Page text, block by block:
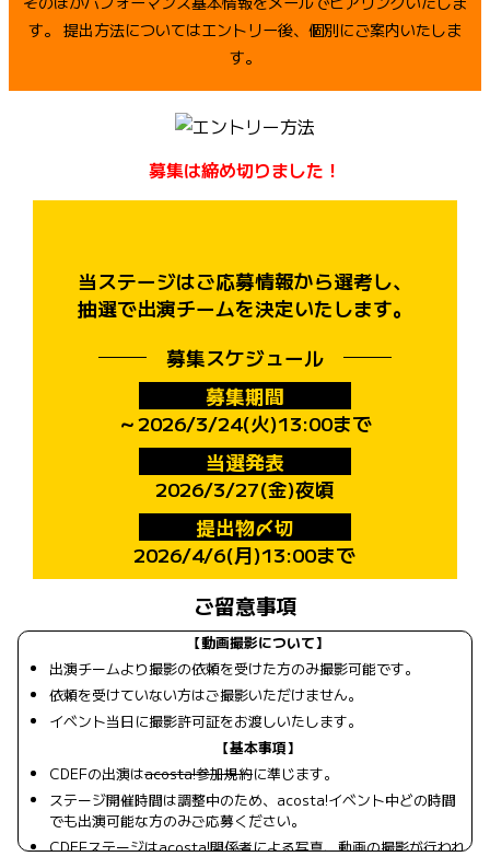
す。 提出方法についてはエントリー後、個別にご案内いたしま
す。
募集は締め切りました！
当ステージはご応募情報から選考し、
抽選で出演チームを決定いたします。
募集スケジュール
募集期間
～2026/3/24(火)13:00まで
当選発表
2026/3/27(金)夜頃
提出物〆切
2026/4/6(月)13:00まで
ご留意事項
【動画撮影について】
出演チームより撮影の依頼を受けた方のみ撮影可能です。
依頼を受けていない方はご撮影いただけません。
イベント当日に撮影許可証をお渡しいたします。
【基本事項】
CDEFの出演はacosta!参加規約に準じます。
ステージ開催時間は調整中のため、acosta!イベント中どの時間
でも出演可能な方のみご応募ください。
CDEFステージはacosta!関係者による写真、動画の撮影が行われ